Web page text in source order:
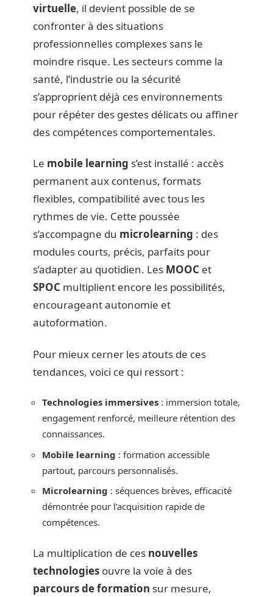
virtuelle, il devient possible de se
confronter à des situations
professionnelles complexes sans le
moindre risque. Les secteurs comme la
santé, l’industrie ou la sécurité
s’approprient déjà ces environnements
pour répéter des gestes délicats ou affiner
des compétences comportementales.
Le mobile learning s’est installé : accès
permanent aux contenus, formats
flexibles, compatibilité avec tous les
rythmes de vie. Cette poussée
s’accompagne du microlearning : des
modules courts, précis, parfaits pour
s’adapter au quotidien. Les MOOC et
SPOC multiplient encore les possibilités,
encourageant autonomie et
autoformation.
Pour mieux cerner les atouts de ces
tendances, voici ce qui ressort :
Technologies immersives : immersion totale,
engagement renforcé, meilleure rétention des
connaissances.
Mobile learning : formation accessible
partout, parcours personnalisés.
Microlearning : séquences brèves, efficacité
démontrée pour l’acquisition rapide de
compétences.
La multiplication de ces nouvelles
technologies ouvre la voie à des
parcours de formation sur mesure,